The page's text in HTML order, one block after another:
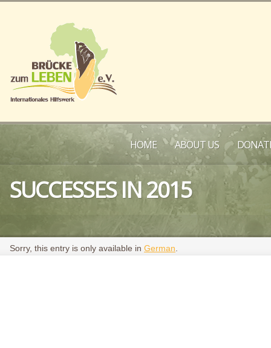
HOME ABOUT US
SUCCESSES IN 2015
Sorry, this entry is only available in German